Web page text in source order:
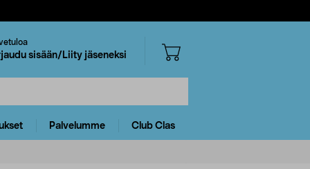
sisään/Liity jäseneksi
Palvelumme Club Clas